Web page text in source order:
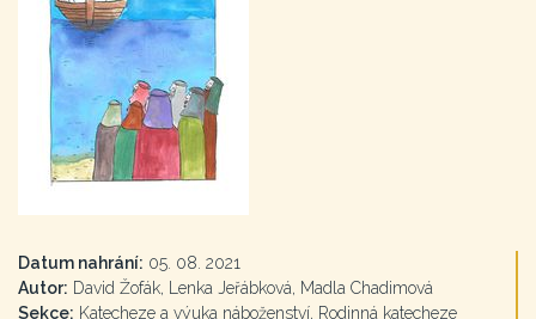
Datum nahrání: 05. 08. 2021
Autor: David Žofák, Lenka Jeřábková, Madla Chadimová
Sekce: Katecheze a výuka náboženství, Rodinná katecheze